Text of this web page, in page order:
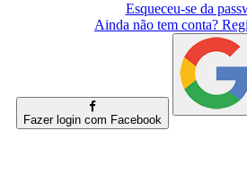
Esqueceu-se da
Ainda não tem conta?
Fazer login com Facebook